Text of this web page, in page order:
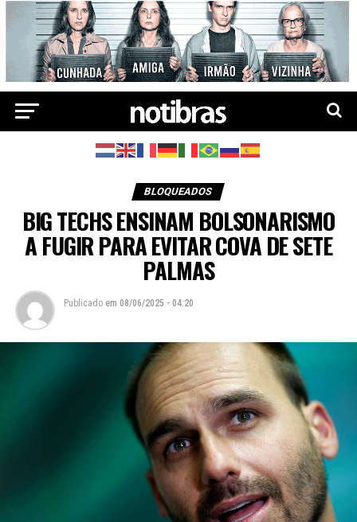
BLOQUEADOS
BIG TECHS ENSINAM BOLSONARISMO
A FUGIR PARA EVITAR COVA DE SETE
PALMAS
Publicado em 08/06/2025 - 04:20